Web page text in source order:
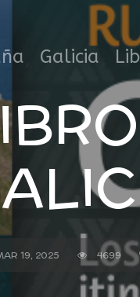
Galicia ,
19, 2025 4699